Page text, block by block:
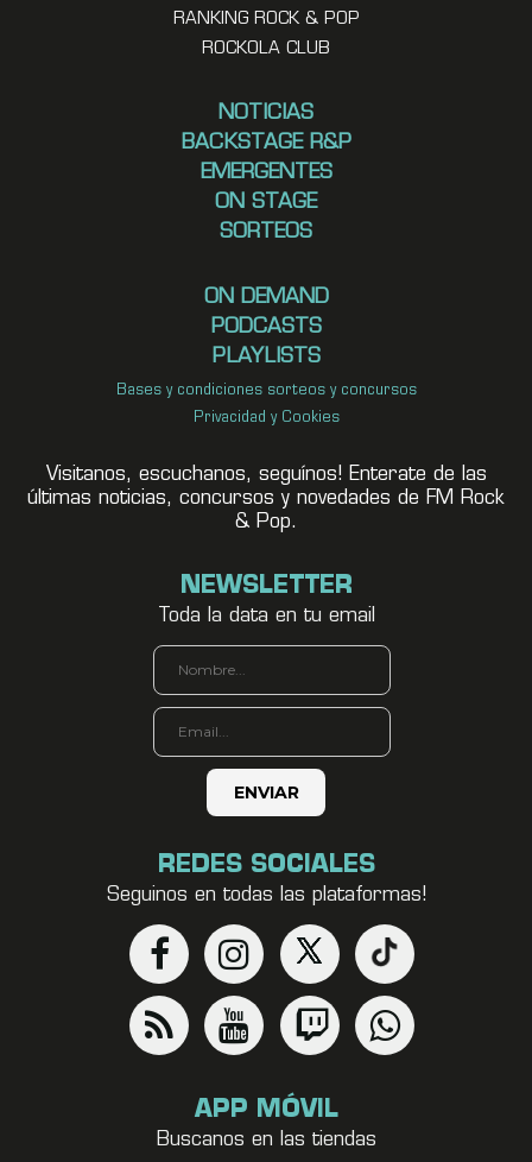
RANKING ROCK & POP
ROCKOLA CLUB
NOTICIAS
BACKSTAGE R&P
EMERGENTES
ON STAGE
SORTEOS
ON DEMAND
PODCASTS
PLAYLISTS
Bases y condiciones sorteos y concursos
Privacidad y Cookies
Visitanos, escuchanos, seguínos! Enterate de las
últimas noticias, concursos y novedades de FM Rock
& Pop.
NEWSLETTER
Toda la data en tu email
REDES SOCIALES
Seguinos en todas las plataformas!
APP MÓVIL
Buscanos en las tiendas